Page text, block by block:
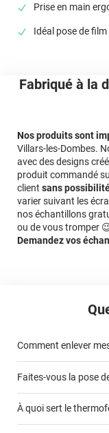
Prise en main
Idéal pose de
Fabriqué à la
Nos produits sont
Villars-les-Dombes.
avec des designs
produit commandé
client sans
varier suivant les
nos échantillons
ou de vous tromper
Demandez vos
Comment enlever
ici
Faites-vous la pose
kits vitres
À quoi sert le